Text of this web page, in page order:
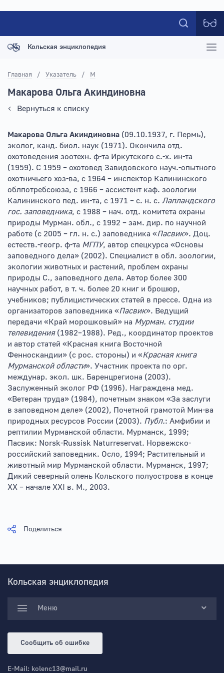
Кольская энциклопедия
Главная / Указатель / М
Макарова Ольга Акиндиновна
Вернуться к списку
Макарова Ольга Акиндиновна (09.10.1937, г. Пермь),
эколог, канд. биол. наук (1971). Окончила отд.
охотоведения зоотехн. ф-та Иркутского с.-х. ин-та
(1959). С 1959 – охотовед Завидовского науч.-опытного
охотничьего хоз-ва, с 1964 – инспектор Калининского
облпотребсоюза, с 1966 – ассистент каф. зоологии
Калининского пед. ин-та, с 1971 – с. н. с. Лапландского
гос. заповедника, с 1988 – нач. отд. комитета охраны
природы Мурман. обл., с 1992 – зам. дир. по научной
работе (с 2005 – гл. н. с.) заповедника «Пасвик». Доц.
естеств.-геогр. ф-та МГПУ, автор спецкурса «Основы
заповедного дела» (2002). Специалист в обл. зоологии,
экологии животных и растений, проблем охраны
природы С., заповедного дела. Автор более 300
научных работ, в т. ч. более 20 книг и брошюр,
учебников; публицистических статей в прессе. Одна из
организаторов заповедника «Пасвик». Ведущий
передачи «Край морошковый» на Мурман. студии
телевидения (1982–1988). Ред., координатор проектов
и автор статей «Красная книга Восточной
Фенноскандии» (с рос. стороны) и «Красная книга
Мурманской области». Участник проекта по орг.
междунар. экол. шк. Баренцрегиона (2003).
Заслуженный эколог РФ (1996). Награждена мед.
«Ветеран труда» (1984), почетным знаком «За заслуги
в заповедном деле» (2002), Почетной грамотой Мин-ва
природных ресурсов России (2003). Публ.: Амфибии и
рептилии Мурманской области. Мурманск, 1999;
Пасвик: Norsk-Russisk Naturreservat. Норвежско-
российский заповедник. Осло, 1994; Растительный и
животный мир Мурманской области. Мурманск, 1997;
Дикий северный олень Кольского полуострова в конце
XX – начале XXI в. М., 2003.
Поделиться
Кольская энциклопедия
Меню
Сообщить об ошибке
E-Mail: kolenc13@mail.ru